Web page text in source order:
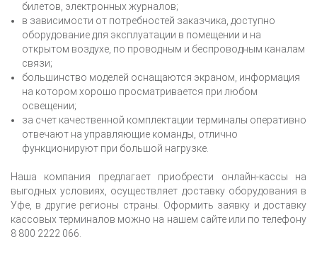
билетов, электронных журналов;
в зависимости от потребностей заказчика, доступно
оборудование для эксплуатации в помещении и на
открытом воздухе, по проводным и беспроводным каналам
связи;
большинство моделей оснащаются экраном, информация
на котором хорошо просматривается при любом
освещении;
за счет качественной комплектации терминалы оперативно
отвечают на управляющие команды, отлично
функционируют при большой нагрузке.
Наша компания предлагает приобрести онлайн-кассы на
выгодных условиях, осуществляет доставку оборудования в
Уфе, в другие регионы страны. Оформить заявку и доставку
кассовых терминалов можно на нашем сайте или по телефону
8 800 2222 066.